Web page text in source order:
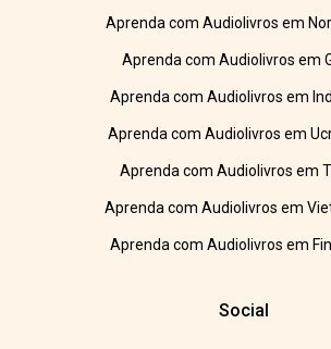
Aprenda com Audiolivros em
Aprenda com Audiolivros em
Aprenda com Audiolivros em
Aprenda com Audiolivros em
Aprenda com Audiolivros em
Aprenda com Audiolivros em
Aprenda com Audiolivros em
Social